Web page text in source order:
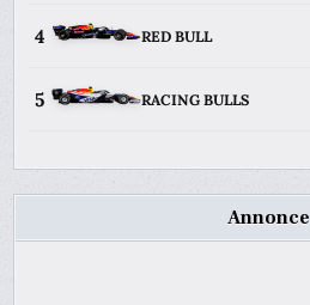
4 RED BULL
5 RACING BULLS
Annonce